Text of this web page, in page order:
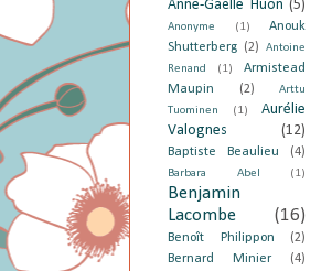
Anne-Gaëlle Huon (5)
Anonyme (1)
Anouk
Shutterberg (2)
Antoine
Renand
(1)
Armistead
Maupin
(2)
Arttu
Tuominen
(1)
Aurélie
Valognes
(12)
Baptiste Beaulieu (4)
Barbara Abel (1)
Benjamin
Lacombe
(16)
Benoît Philippon
(2)
Bernard Minier
(4)